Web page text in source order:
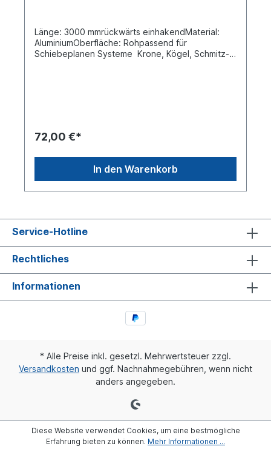
Länge: 3000 mmrückwärts einhakendMaterial:
AluminiumOberfläche: Rohpassend für
Schiebeplanen Systeme Krone, Kögel, Schmitz-
72,00 €*
In den Warenkorb
Service-Hotline
Rechtliches
Informationen
* Alle Preise inkl. gesetzl. Mehrwertsteuer zzgl.
Versandkosten und ggf. Nachnahmegebühren, wenn nicht
anders angegeben.
Diese Website verwendet Cookies, um eine bestmögliche
Erfahrung bieten zu können. Mehr Informationen ...